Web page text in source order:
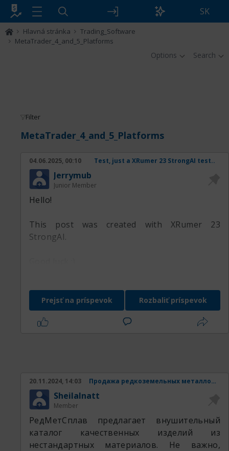
SK
Hlavná stránka
Trading_Software
MetaTrader_4_and_5_Platforms
Options Search
Filter
MetaTrader_4_and_5_Platforms
04.06.2025, 00:10 Test, just a XRumer 23 StrongAI test..
Jerrymub
Junior Member
Hello!
This post was created with XRumer 23
StrongAI.
Prejsť na príspevok Rozbaliť príspevok
20.11.2024, 14:03 Продажа редкоземельных металлов и изделий из них.
SheilaInatt
Member
РедМетСплав предлагает внушительный
каталог качественных изделий из
нестандартных материалов. Не важно,